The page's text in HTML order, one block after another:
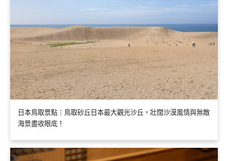
日本鳥取景點｜鳥取砂丘日本最大觀光沙丘，壯闊沙漠風情與無敵
海景盡收眼底！